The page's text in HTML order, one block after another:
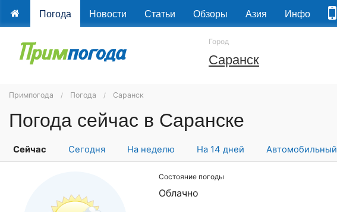
Погода Новости Статьи Обзоры Азия Инфо
Город
Саранск
Примпогода Погода Саранск
Погода сейчас в Саранске
Сейчас Сегодня На неделю На 14 дней Автомобильный
Состояние погоды
Облачно